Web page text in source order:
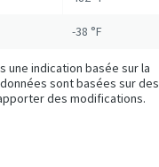
-38 °F
une indication basée sur la
sont basées sur des
des modifications.